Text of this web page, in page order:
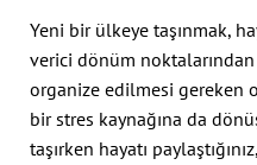
Yeni bir ülkeye taşınmak,
verici dönüm
organize edilmesi gereken
bir stres kaynağına da
taşırken hayatı